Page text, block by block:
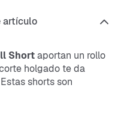
artículo
Shortaportan un rollo
holgado te da
shorts son
de cuidar, perfectas
botón clásico y los